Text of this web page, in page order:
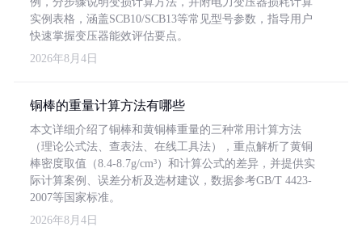
实例表格，涵盖SCB10/SCB13等常见型号参数，指导用户
快速掌握变压器能效评估要点。
2026年8月4日
铜棒的重量计算方法有哪些
本文详细介绍了铜棒和黄铜棒重量的三种常用计算方法
（理论公式法、查表法、在线工具法），重点解析了黄铜
棒密度取值（8.4-8.7g/cm³）和计算公式的差异，并提供实
际计算案例、误差分析及选材建议，数据参考GB/T 4423-
2007等国家标准。
2026年8月4日